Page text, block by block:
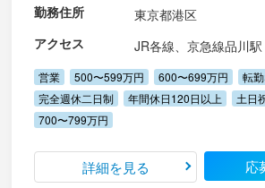
勤務住所
東京都港区
アクセス
JR各線、京急線品川
営業 500〜599万円 600〜699万円
転
完全週休二日制
年間休日120日以上
土日
700〜799万円
詳細を見る 応